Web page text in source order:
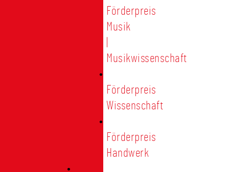
Förderpreis
Musik
Musikwissenschaft
Förderpreis
Wissenschaft
Förderpreis
Handwerk